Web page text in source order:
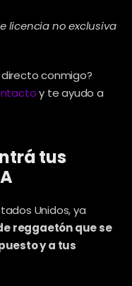
licencia no exclusiva
conmigo?
y te ayudo a
tus
Unidos, ya
reggaetón que se
y a tus